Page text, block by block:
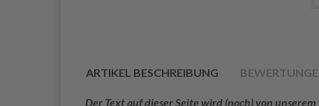
ARTIKEL BESCHREIBUNG
Der Text auf dieser Seite wird (noch) von